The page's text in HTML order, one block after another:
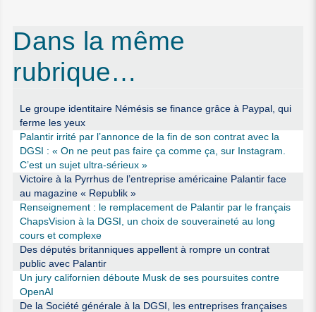
Dans la même
rubrique…
Le groupe identitaire Némésis se finance grâce à Paypal, qui
ferme les yeux
Palantir irrité par l’annonce de la fin de son contrat avec la
DGSI : « On ne peut pas faire ça comme ça, sur Instagram.
C’est un sujet ultra-sérieux »
Victoire à la Pyrrhus de l’entreprise américaine Palantir face
au magazine « Republik »
Renseignement : le remplacement de Palantir par le français
ChapsVision à la DGSI, un choix de souveraineté au long
cours et complexe
Des députés britanniques appellent à rompre un contrat
public avec Palantir
Un jury californien déboute Musk de ses poursuites contre
OpenAI
De la Société générale à la DGSI, les entreprises françaises